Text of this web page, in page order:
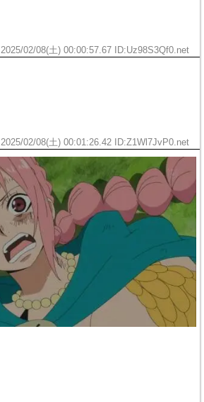
2025/02/08(土) 00:00:57.67 ID:Uz98S3Qf0.net
2025/02/08(土) 00:01:26.42 ID:Z1Wl7JvP0.net